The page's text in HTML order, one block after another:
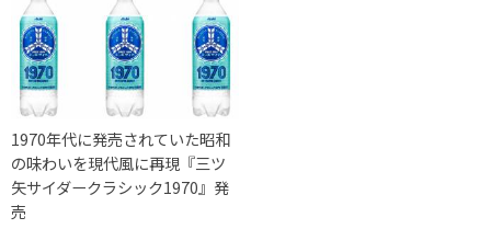
1970年代に発売されていた昭和
の味わいを現代風に再現『三ツ
矢サイダークラシック1970』発
売